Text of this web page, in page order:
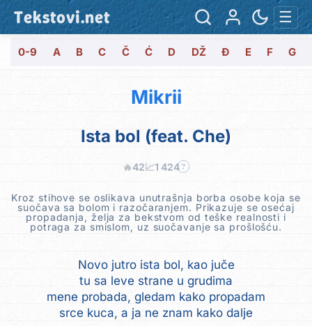
Tekstovi.net ☰
0-9 A B C Č Ć D DŽ Đ E F G
Mikrii
Ista bol (feat. Che)
🔥42📈1 424 ?
Kroz stihove se oslikava unutrašnja borba osobe koja se
suočava sa bolom i razočaranjem. Prikazuje se osećaj
propadanja, želja za bekstvom od teške realnosti i
potraga za smislom, uz suočavanje sa prošlošću.
Novo jutro ista bol, kao juče
tu sa leve strane u grudima
mene probada, gledam kako propadam
srce kuca, a ja ne znam kako dalje